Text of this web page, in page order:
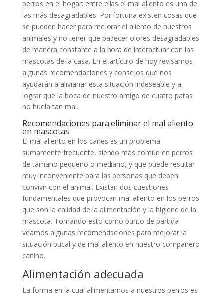
perros en el hogar: entre ellas el mal aliento es una de
las más desagradables. Por fortuna existen cosas que
se pueden hacer para mejorar el aliento de nuestros
animales y no tener que padecer olores desagradables
de manera constante a la hora de interactuar con las
mascotas de la casa. En el artículo de hoy revisamos
algunas recomendaciones y consejos que nos
ayudarán a alivianar esta situación indeseable y a
lograr que la boca de nuestro amigo de cuatro patas
no huela tan mal.
Recomendaciones para eliminar el mal aliento
en mascotas
El mal aliento en los canes es un problema
sumamente frecuente, siendo más común en perros
de tamaño pequeño o mediano, y que puede resultar
muy inconveniente para las personas que deben
convivir con el animal. Existen dos cuestiones
fundamentales que provocan mal aliento en los perros
que son la calidad de la alimentación y la higiene de la
mascota. Tomando esto como punto de partida
veamos algunas recomendaciones para mejorar la
situación bucal y de mal aliento en nuestro compañero
canino.
Alimentación adecuada
La forma en la cual alimentamos a nuestros perros es